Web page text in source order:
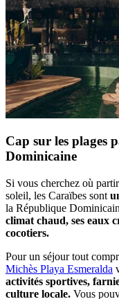
Cap sur les plages
Dominicaine
Si vous cherchez où
soleil, les Caraïbes sont
la République
climat chaud, ses eaux
cocotiers.
Pour un séjour tout
Michès Playa Esmeralda
activités sportives,
culture locale. Vous